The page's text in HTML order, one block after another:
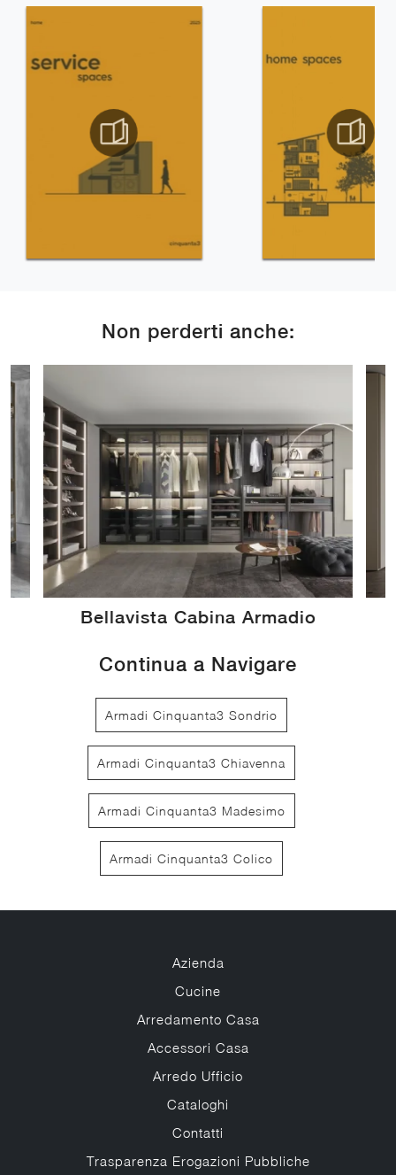
Non perderti anche:
Bellavista Cabina Armadio
Continua a Navigare
Armadi Cinquanta3 Sondrio
Armadi Cinquanta3 Chiavenna
Armadi Cinquanta3 Madesimo
Armadi Cinquanta3 Colico
Azienda
Cucine
Arredamento Casa
Accessori Casa
Arredo Ufficio
Cataloghi
Contatti
Trasparenza Erogazioni Pubbliche